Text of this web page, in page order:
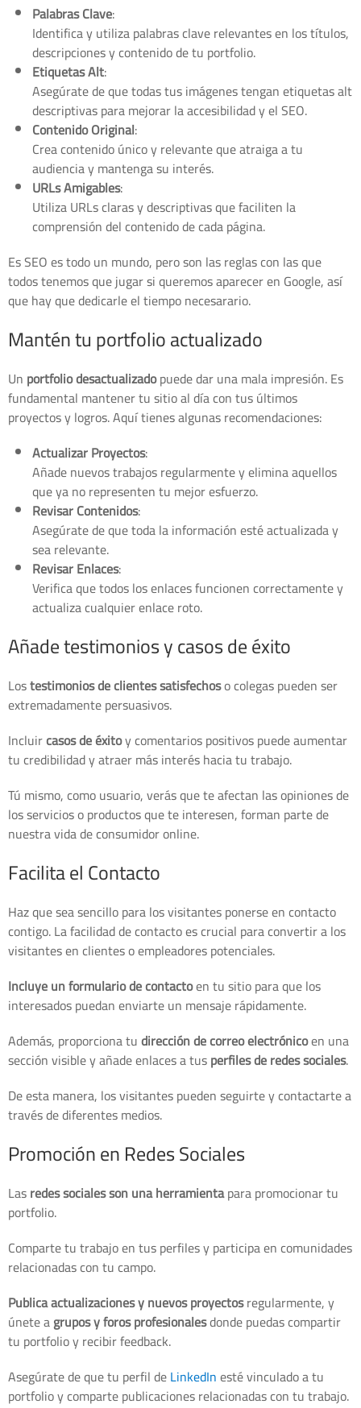
Palabras Clave:
Identifica y utiliza palabras clave relevantes en los títulos,
descripciones y contenido de tu portfolio.
Etiquetas Alt:
Asegúrate de que todas tus imágenes tengan etiquetas alt
descriptivas para mejorar la accesibilidad y el SEO.
Contenido Original:
Crea contenido único y relevante que atraiga a tu
audiencia y mantenga su interés.
URLs Amigables:
Utiliza URLs claras y descriptivas que faciliten la
comprensión del contenido de cada página.
Es SEO es todo un mundo, pero son las reglas con las que
todos tenemos que jugar si queremos aparecer en Google, así
que hay que dedicarle el tiempo necesarario.
Mantén tu portfolio actualizado
Un portfolio desactualizadopuede dar una mala impresión. Es
fundamental mantener tu sitio al día con tus últimos
proyectos y logros. Aquí tienes algunas recomendaciones:
Actualizar Proyectos:
Añade nuevos trabajos regularmente y elimina aquellos
que ya no representen tu mejor esfuerzo.
Revisar Contenidos:
Asegúrate de que toda la información esté actualizada y
sea relevante.
Revisar Enlaces:
Verifica que todos los enlaces funcionen correctamente y
actualiza cualquier enlace roto.
Añade testimonios y casos de éxito
Lostestimonios de clientes satisfechoso colegas pueden ser
extremadamente persuasivos.
Incluircasos de éxitoy comentarios positivos puede aumentar
tu credibilidad y atraer más interés hacia tu trabajo.
Tú mismo, como usuario, verás que te afectan las opiniones de
los servicios o productos que te interesen, forman parte de
nuestra vida de consumidor online.
Facilita el Contacto
Haz que sea sencillo para los visitantes ponerse en contacto
contigo. La facilidad de contacto es crucial para convertir a los
visitantes en clientes o empleadores potenciales.
Incluye un formulario de contactoen tu sitio para que los
interesados puedan enviarte un mensaje rápidamente.
Además, proporciona tudirección de correo electrónicoen una
sección visible y añade enlaces a tusperfiles de redes sociales.
De esta manera, los visitantes pueden seguirte y contactarte a
través de diferentes medios.
Promoción en Redes Sociales
Lasredes sociales son una herramientapara promocionar tu
portfolio.
Comparte tu trabajo en tus perfiles y participa en comunidades
relacionadas con tu campo.
Publica actualizaciones y nuevos proyectosregularmente, y
únete agrupos y foros profesionalesdonde puedas compartir
tu portfolio y recibir feedback.
Asegúrate de que tu perfil deLinkedInesté vinculado a tu
portfolio y comparte publicaciones relacionadas con tu trabajo.